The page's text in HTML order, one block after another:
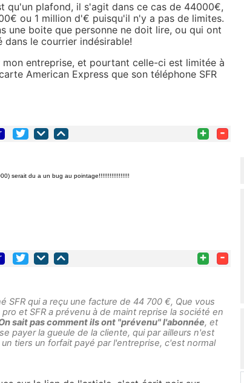
qu'un plafond, il s'agit dans ce cas de 44000€,
ou 1 million d'€ puisqu'il n'y a pas de limites.
une boite que personne ne doit lire, ou qui ont
le courrier indésirable!
entreprise, et pourtant celle-ci est limitée à
American Express que son téléphone SFR
+ -
serait du a un bug au pointage!!!!!!!!!!!!!!!!!
+ -
SFR qui a reçu une facture de 44 700 €, Que vous
et SFR a prévenu à de maint reprise la société en
sait pas comment ils ont "prévenu" l'abonnée, et
payer la gueule de la cliente, qui par ailleurs n'est
tiers un forfait payé par l'entreprise, c'est normal